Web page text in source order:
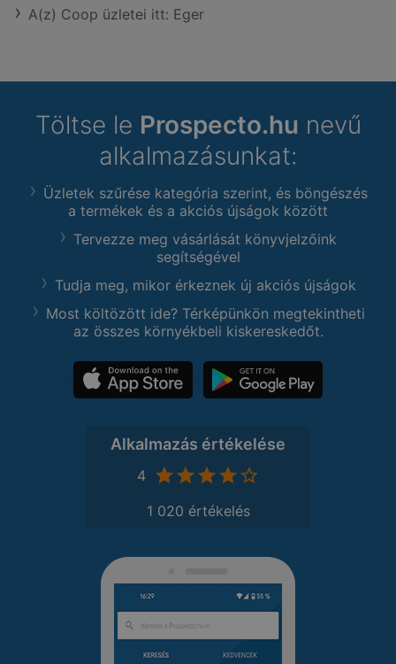
A(z) Coop üzletei itt: Eger
Töltse le Prospecto.hu nevű
alkalmazásunkat:
Üzletek szűrése kategória szerint, és böngészés
a termékek és a akciós újságok között
Tervezze meg vásárlását könyvjelzőink
segítségével
Tudja meg, mikor érkeznek új akciós újságok
Most költözött ide? Térképünkön megtekintheti
az összes környékbeli kiskereskedőt.
Alkalmazás értékelése
4
1 020 értékelés